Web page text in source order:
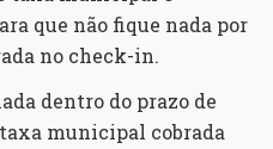
que não fique nada por
no check-in.
dentro do prazo de
municipal cobrada